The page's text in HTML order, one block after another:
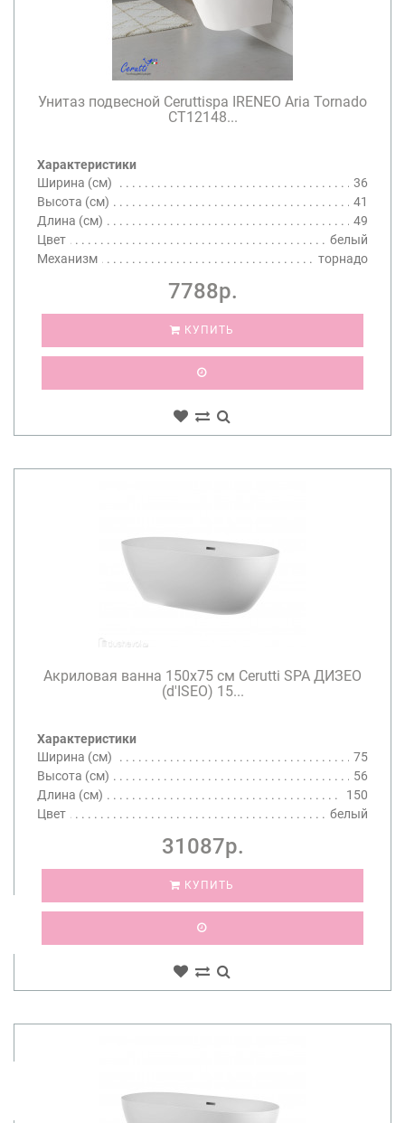
Унитаз подвесной Ceruttispa IRENEO Aria Tornado
CT12148...
Характеристики
Ширина (см)
36
Высота (см)
41
Длина (см)
49
Цвет
белый
Механизм
торнадо
7788р.
КУПИТЬ
Акриловая ванна 150х75 см Cerutti SPA ДИЗЕО
(d'ISEO) 15...
Характеристики
Ширина (см)
75
Высота (см)
56
Длина (см)
150
Цвет
белый
31087р.
КУПИТЬ